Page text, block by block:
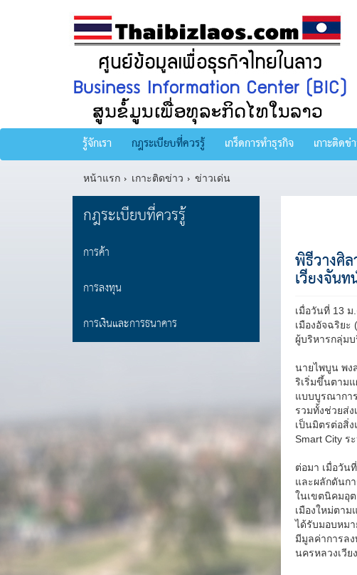
รู้จักเรา กฎระเบียบที่ควรรู้ เกร็ดการทำธุรกิจ เกาะติดข่
หน้าแรก เกาะติดข่าว ข่าวเด่น
กฎระเบียบที่ควรรู้
การค้า
การลงทุน
การเงินและการธนาคาร
พิธีวางศิ
เวียงจันท
เมื่อวันที่ 13
เมืองอัจฉริย
ผู้บริหารกลุ่มบ
นายไพบูน พง
ริเริ่มขึ้นตาม
แบบบูรณากา
รวมทั้งช่วยส่
เป็นมิตรต่อสิ่
Smart City ร
ต่อมา เมื่อวัน
และผลักดันก
ในเขตนิคมอุ
เมืองใหม่ตา
ได้รับมอบหม
มีมูลค่าการล
นครหลวงเวีย